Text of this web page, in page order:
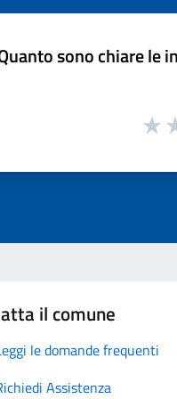
sono chiare le
il comune
le domande frequenti
Assistenza